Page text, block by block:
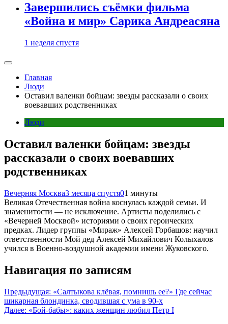
Завершились съёмки фильма
«Война и мир» Сарика Андреасяна
1 неделя спустя
Главная
Люди
Оставил валенки бойцам: звезды рассказали о своих
воевавших родственниках
Люди
Оставил валенки бойцам: звезды
рассказали о своих воевавших
родственниках
Вечерняя Москва3 месяца спустя01 минуты
Великая Отечественная война коснулась каждой семьи. И
знаменитости — не исключение. Артисты поделились с
«Вечерней Москвой» историями о своих героических
предках. Лидер группы «Мираж» Алексей Горбашов: научил
ответственности Мой дед Алексей Михайлович Колыхалов
учился в Военно-воздушной академии имени Жуковского.
Навигация по записям
Предыдущая: «Салтыкова клёвая, помнишь ее?» Где сейчас
шикарная блондинка, сводившая с ума в 90-х
Далее: «Бой-бабы»: каких женщин любил Петр I